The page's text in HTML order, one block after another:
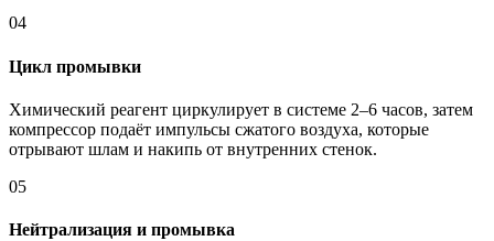
04
Цикл промывки
Химический реагент циркулирует в системе 2–6 часов, затем
компрессор подаёт импульсы сжатого воздуха, которые
отрывают шлам и накипь от внутренних стенок.
05
Нейтрализация и промывка